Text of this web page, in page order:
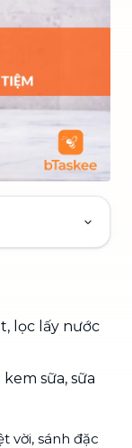
lọc lấy nước
sữa, sữa